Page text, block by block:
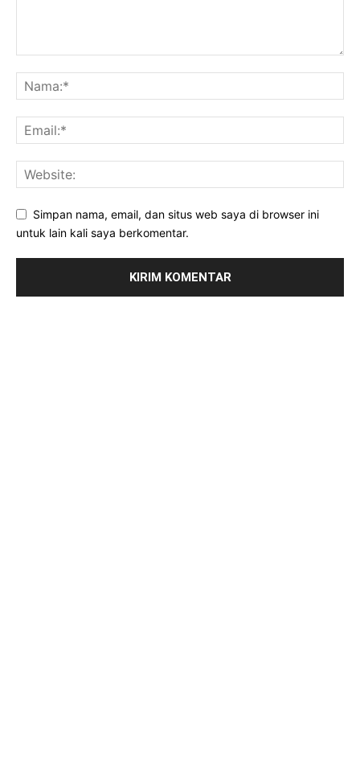
Simpan nama, email, dan situs web saya di browser ini
untuk lain kali saya berkomentar.